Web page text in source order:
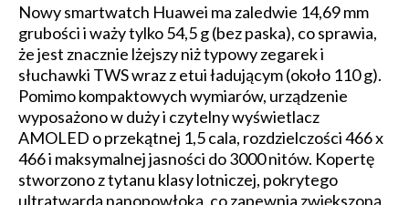
Nowy smartwatch Huawei ma zaledwie 14,69 mm
grubości i waży tylko 54,5 g (bez paska), co sprawia,
że jest znacznie lżejszy niż typowy zegarek i
słuchawki TWS wraz z etui ładującym (około 110 g).
Pomimo kompaktowych wymiarów, urządzenie
wyposażono w duży i czytelny wyświetlacz
AMOLED o przekątnej 1,5 cala, rozdzielczości 466 x
466 i maksymalnej jasności do 3000 nitów. Kopertę
stworzono z tytanu klasy lotniczej, pokrytego
ultratwardą nanopowłoką, co zapewnia zwiększoną